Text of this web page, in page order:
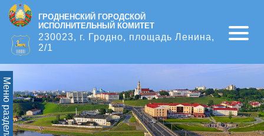
ГРОДНЕНСКИЙ ГОРОДСКОЙ
ИСПОЛНИТЕЛЬНЫЙ КОМИТЕТ
230023, г. Гродно, площадь Ленина,
2/1
Open
Меню раздела